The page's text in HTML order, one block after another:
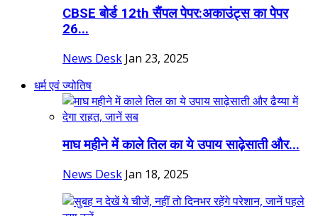
CBSE बोर्ड 12th सैंपल पेपर:अकाउंट्स का पेपर
26...
News Desk Jan 23, 2025
धर्म एवं ज्योतिष
माघ महीने में काले तिल का ये उपाय साढ़ेसाती और...
News Desk Jan 18, 2025